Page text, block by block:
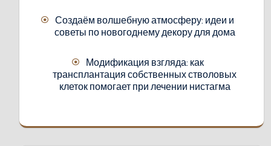
Создаём волшебную атмосферу: идеи и
советы по новогоднему декору для дома
Модификация взгляда: как
трансплантация собственных стволовых
клеток помогает при лечении нистагма